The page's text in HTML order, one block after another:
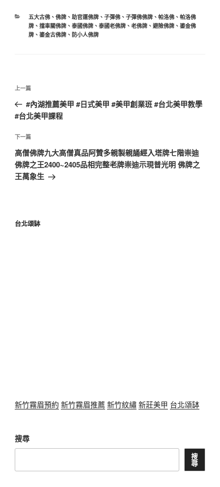
五大古佛、 佛牌、 助官運佛牌、 子彈佛、 子彈佛佛牌、 帕洛佛、 帕洛佛
牌、 擋車關佛牌、 泰國佛牌、 泰國老佛牌、 老佛牌、 避險佛牌、 鎏金佛
牌、 鎏金古佛牌、 防小人佛牌
上一篇
#內湖推薦美甲 #日式美甲 #美甲創業班 #台北美甲教學
#台北美甲課程
下一篇
高僧佛牌九大高僧真品阿贊多親製親誦經入塔牌七階崇迪
佛牌之王2400~2405品相完整老牌崇迪示現普光明 佛牌之
王萬象生
台北頌缽
新竹霧眉預約 新竹霧眉推薦 新竹紋繡新莊美甲 台北頌缽
搜尋
搜
尋